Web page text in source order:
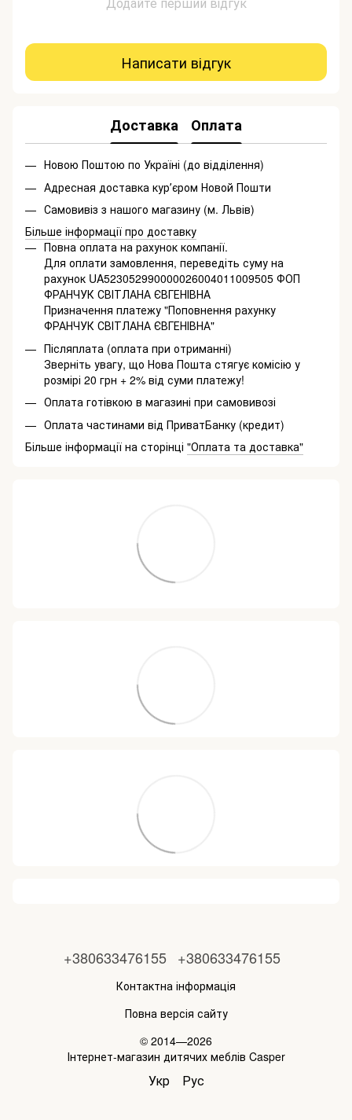
Написати відгук
Доставка Оплата
Новою Поштою по Україні (до відділення)
Адресная доставка курʼєром Новой Пошти
Самовивіз з нашого магазину (м. Львів)
Більше інформації про доставку
Повна оплата на рахунок компанії.
Для оплати замовлення, переведіть суму на
рахунок UA523052990000026004011009505 ФОП
ФРАНЧУК СВІТЛАНА ЄВГЕНІВНА
Призначення платежу "Поповнення рахунку
ФРАНЧУК СВІТЛАНА ЄВГЕНІВНА"
Післяплата (оплата при отриманні)
Зверніть увагу, що Нова Пошта стягує комісію у
розмірі 20 грн + 2% від суми платежу!
Оплата готівкою в магазині при самовивозі
Оплата частинами від ПриватБанку (кредит)
Більше інформації на сторінці "Оплата та доставка"
+380633476155 +380633476155
Контактна інформація
Повна версія сайту
© 2014—2026
Інтернет-магазин дитячих меблів Casper
Укр Рус